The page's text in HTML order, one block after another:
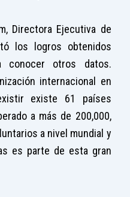
Directora Ejecutiva de
los logros obtenidos
conocer otros datos.
internacional en
existe 61 países
a más de 200,000,
a nivel mundial y
es parte de esta gran